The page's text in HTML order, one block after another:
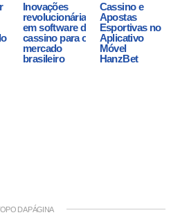
Inovações
revolucionárias
em software de
cassino para o
mercado
brasileiro
Cassino e
Apostas
Esportivas no
Aplicativo
Móvel
HanzBet
DA PÁGINA